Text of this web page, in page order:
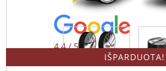
4.4 / 5
IŠPARDUOTA!